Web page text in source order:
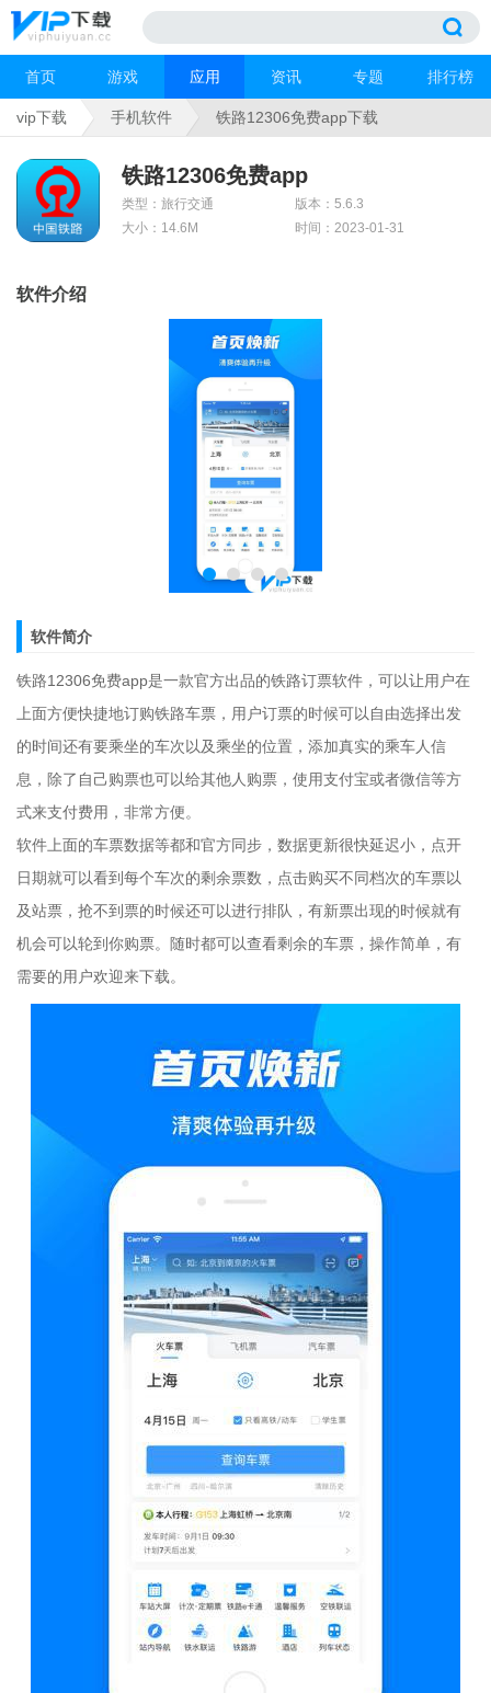
首页 游戏 应用 资讯 专题 排行榜
vip下载 手机软件 铁路12306免费app下载
铁路12306免费app
类型：旅行交通
版本：5.6.3
大小：14.6M
时间：2023-01-31
软件介绍
软件简介
铁路12306免费app是一款官方出品的铁路订票软件，可以让用户在
上面方便快捷地订购铁路车票，用户订票的时候可以自由选择出发
的时间还有要乘坐的车次以及乘坐的位置，添加真实的乘车人信
息，除了自己购票也可以给其他人购票，使用支付宝或者微信等方
式来支付费用，非常方便。
软件上面的车票数据等都和官方同步，数据更新很快延迟小，点开
日期就可以看到每个车次的剩余票数，点击购买不同档次的车票以
及站票，抢不到票的时候还可以进行排队，有新票出现的时候就有
机会可以轮到你购票。随时都可以查看剩余的车票，操作简单，有
需要的用户欢迎来下载。